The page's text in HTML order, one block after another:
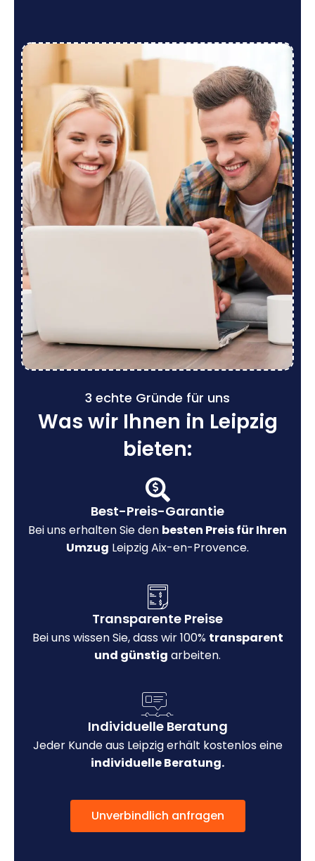
3 echte Gründe für uns
Was wir Ihnen in Leipzig
bieten:
Best-Preis-Garantie
Bei uns erhalten Sie den besten Preis für Ihren
Umzug Leipzig Aix-en-Provence.
Transparente Preise
Bei uns wissen Sie, dass wir 100% transparent
und günstig arbeiten.
Individuelle Beratung
Jeder Kunde aus Leipzig erhält kostenlos eine
individuelle Beratung.
Unverbindlich anfragen